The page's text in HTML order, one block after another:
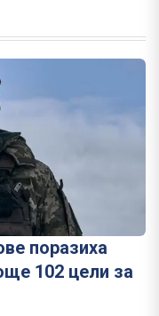
поразиха
102 цели за